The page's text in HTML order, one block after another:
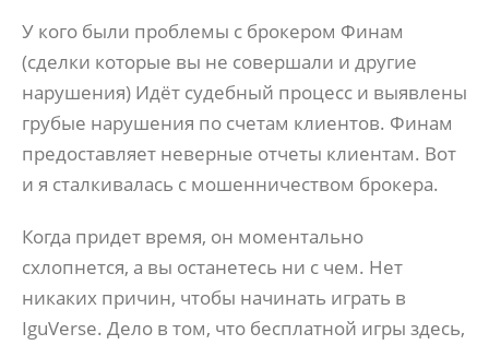
У кого были проблемы с брокером Финам
(сделки которые вы не совершали и другие
нарушения) Идёт судебный процесс и выявлены
грубые нарушения по счетам клиентов. Финам
предоставляет неверные отчеты клиентам. Вот
и я сталкивалась с мошенничеством брокера.
Когда придет время, он моментально
схлопнется, а вы останетесь ни с чем. Нет
никаких причин, чтобы начинать играть в
IguVerse. Дело в том, что бесплатной игры здесь,